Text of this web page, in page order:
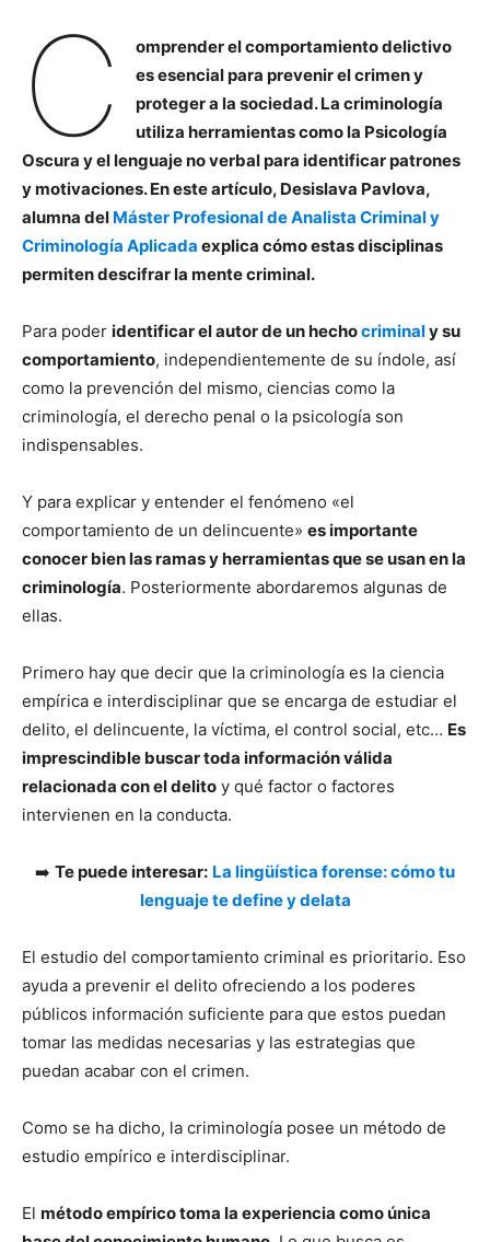
C
omprender el comportamiento delictivo
es esencial para prevenir el crimen y
proteger a la sociedad. La criminología
utiliza herramientas como la Psicología
Oscura y el lenguaje no verbal para identificar patrones
y motivaciones. En este artículo, Desislava Pavlova,
alumna del Máster Profesional de Analista Criminal y
Criminología Aplicada explica cómo estas disciplinas
permiten descifrar la mente criminal.
Para poder identificar el autor de un hechocriminaly su
comportamiento, independientemente de su índole, así
como la prevención del mismo, ciencias como la
criminología, el derecho penal o la psicología son
indispensables.
Y para explicar y entender el fenómeno «el
comportamiento de un delincuente» es importante
conocer bien las ramas y herramientas que se usan en la
criminología. Posteriormente abordaremos algunas de
ellas.
Primero hay que decir que la criminología es la ciencia
empírica e interdisciplinar que se encarga de estudiar el
delito, el delincuente, la víctima, el control social, etc… Es
imprescindible buscar toda información válida
relacionada con el delito y qué factor o factores
intervienen en la conducta.
➡️ Te puede interesar: La lingüística forense: cómo tu
lenguaje te define y delata
El estudio del comportamiento criminal es prioritario. Eso
ayuda a prevenir el delito ofreciendo a los poderes
públicos información suficiente para que estos puedan
tomar las medidas necesarias y las estrategias que
puedan acabar con el crimen.
Como se ha dicho, la criminología posee un método de
estudio empírico e interdisciplinar.
El método empírico toma la experiencia como única